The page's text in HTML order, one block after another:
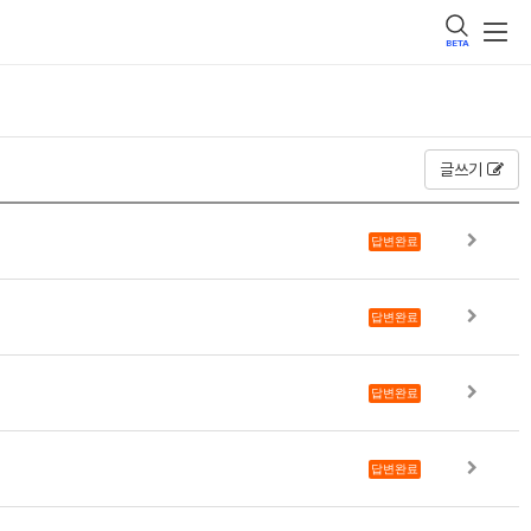
BETA
글쓰기
답변완료
답변완료
답변완료
답변완료